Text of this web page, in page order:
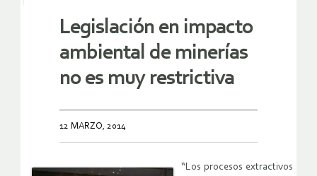
Legislación en impacto
ambiental de minerías
no es muy restrictiva
12 MARZO, 2014
“Los procesos extractivos